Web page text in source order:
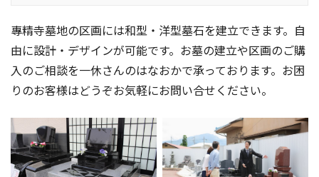
專精寺墓地の区画には和型・洋型墓石を建立できます。自
由に設計・デザインが可能です。お墓の建立や区画のご購
入のご相談を一休さんのはなおかで承っております。お困
りのお客様はどうぞお気軽にお問い合せください。